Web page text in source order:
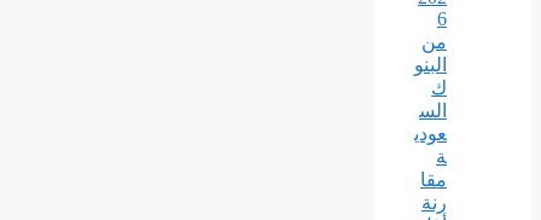
6
من
البنو
ك
الس
عودي
ة
مقا
رنة